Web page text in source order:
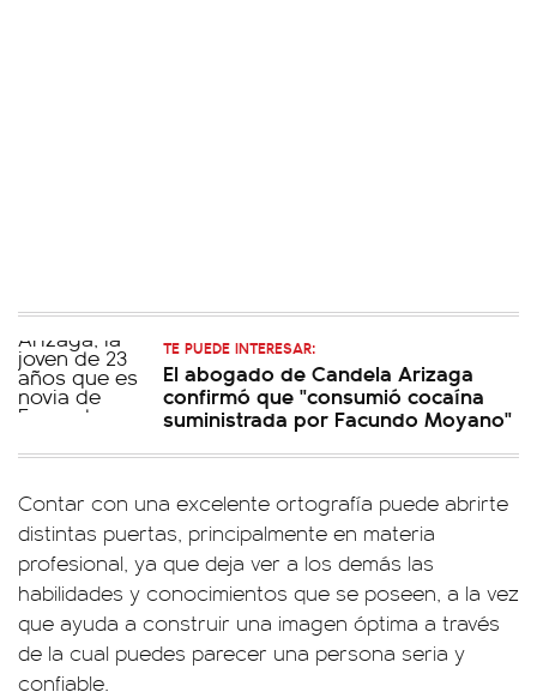
TE PUEDE INTERESAR:
El abogado de Candela Arizaga
confirmó que "consumió cocaína
suministrada por Facundo Moyano"
Contar con una excelente ortografía puede abrirte
distintas puertas, principalmente en materia
profesional, ya que deja ver a los demás las
habilidades y conocimientos que se poseen, a la vez
que ayuda a construir una imagen óptima a través
de la cual puedes parecer una persona seria y
confiable.